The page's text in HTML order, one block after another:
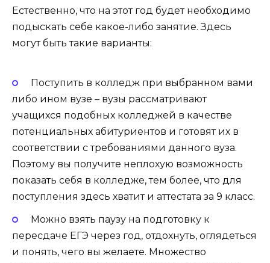
Естественно, что на этот год будет необходимо
подыскать себе какое-либо занятие. Здесь
могут быть такие варианты:
Поступить в колледж при выбранном вами
либо ином вузе – вузы рассматривают
учащихся подобных колледжей в качестве
потенциальных абитуриентов и готовят их в
соответствии с требованиями данного вуза.
Поэтому вы получите неплохую возможность
показать себя в колледже, тем более, что для
поступления здесь хватит и аттестата за 9 класс.
Можно взять паузу на подготовку к
пересдаче ЕГЭ через год, отдохнуть, оглядеться
и понять, чего вы желаете. Множество